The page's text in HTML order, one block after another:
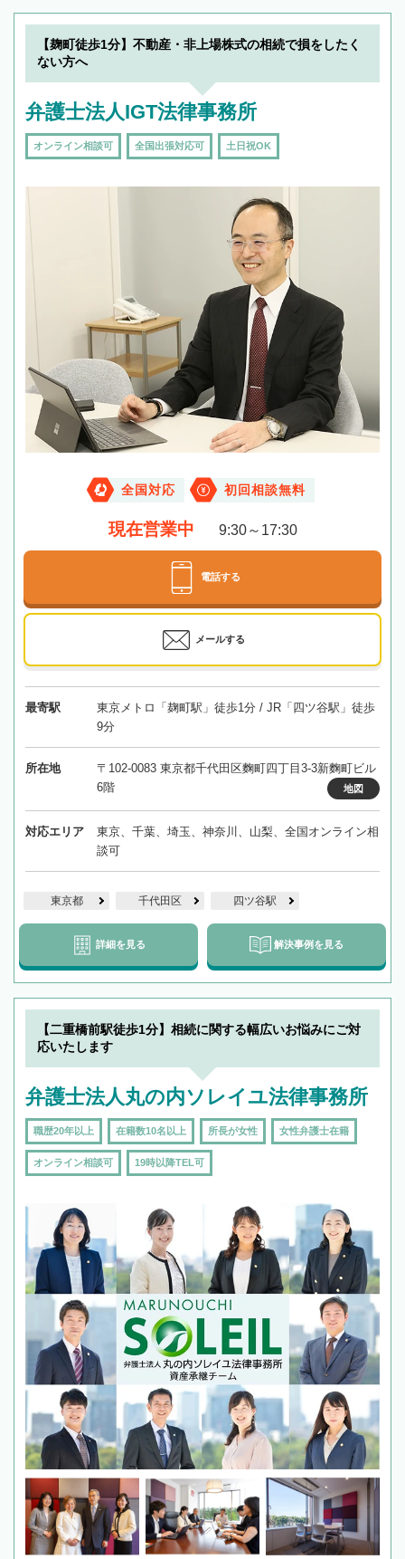
【麹町徒歩1分】不動産・非上場株式の相続で損をしたく
ない方へ
弁護士法人IGT法律事務所
オンライン相談可 全国出張対応可 土日祝OK
全国対応 初回相談無料
現在営業中 9:30～17:30
電話する
メールする
最寄駅
東京メトロ「麹町駅」徒歩1分 / JR「四ツ谷駅」徒歩
9分
所在地
〒102-0083 東京都千代田区麴町四丁目3-3新麴町ビル
6階
地図
対応エリア
東京、千葉、埼玉、神奈川、山梨、全国オンライン相
談可
東京都 千代田区 四ツ谷駅
詳細を見る 解決事例を見る
【二重橋前駅徒歩1分】相続に関する幅広いお悩みにご対
応いたします
弁護士法人丸の内ソレイユ法律事務所
職歴20年以上 在籍数10名以上 所長が女性 女性弁護士在籍
オンライン相談可 19時以降TEL可